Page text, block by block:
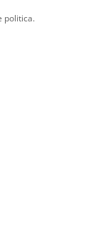
politica.